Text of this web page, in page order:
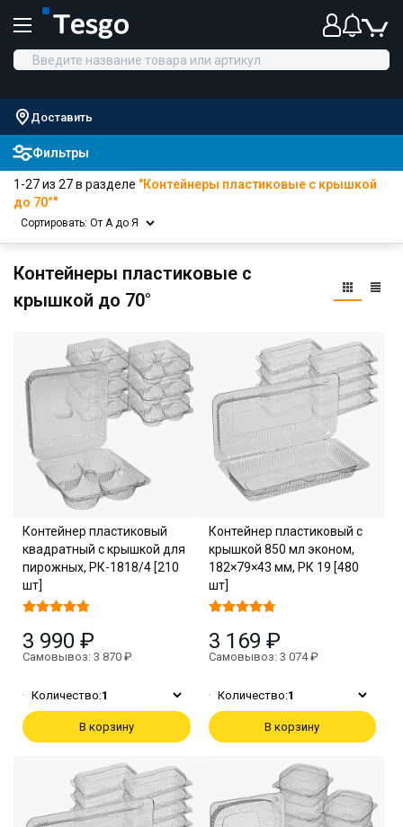
Доставить
Фильтры
1-27 из 27 в разделе "Контейнеры пластиковые с крышкой
до 70°"
Сортировать: От А до Я
Контейнеры пластиковые с
крышкой до 70°
Контейнер пластиковый
квадратный с крышкой для
пирожных, РК-1818/4 [210
шт]
3 990 ₽
Самовывоз: 3 870 ₽
Количество:1
В корзину
Контейнер пластиковый с
крышкой 850 мл эконом,
182×79×43 мм, РК 19 [480
шт]
3 169 ₽
Самовывоз: 3 074 ₽
Количество:1
В корзину